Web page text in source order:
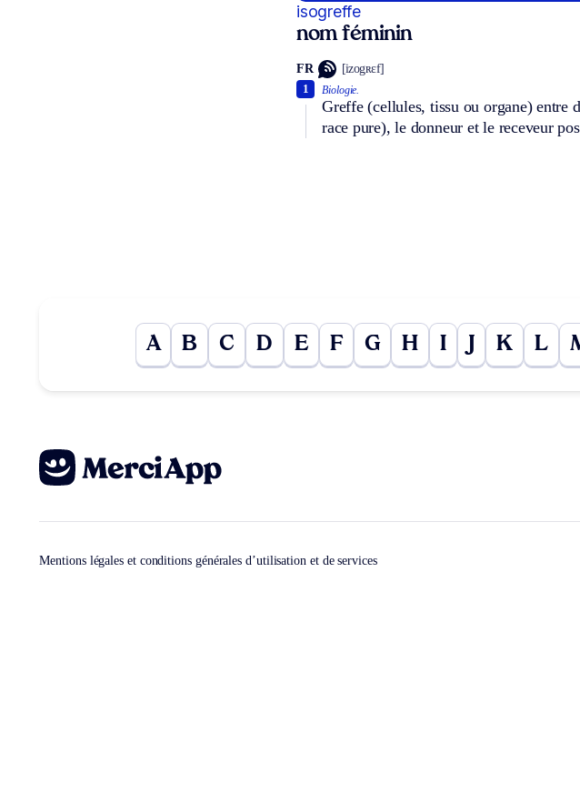
isogreffe
nom féminin
FR [izogʀɛf]
Biologie.
Greffe (cellules, tissu ou organe) entre
race pure), le donneur et le receveur
1
A B C D E F G H I K L
Mentions légales et conditions générales d’utilisation et de services